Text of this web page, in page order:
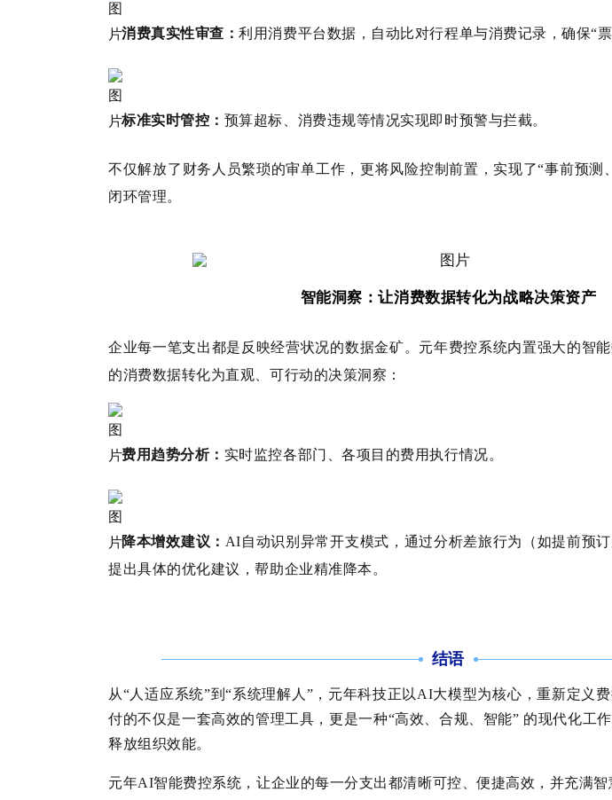
消费真实性审查：利用消费平台数据，自动比对行程单与消费记录，确保“票
标准实时管控： 预算超标、消费违规等情况实现即时预警与拦截。
不仅解放了财务人员繁琐的审单工作，更将风险控制前置，实现了“事前预测
闭环管理。
智能洞察：让消费数据转化为战略决策资产
企业每一笔支出都是反映经营状况的数据金矿。元年费控系统内置强大的智
的消费数据转化为直观、可行动的决策洞察：
费用趋势分析： 实时监控各部门、各项目的费用执行情况。
降本增效建议： AI自动识别异常开支模式，通过分析差旅行为（如提前预
提出具体的优化建议，帮助企业精准降本。
结语
从“人适应系统”到“系统理解人”，元年科技正以AI大模型为核心，重新定义
付的不仅是一套高效的管理工具，更是一种“高效、合规、智能” 的现代化工
释放组织效能。
元年AI智能费控系统，让企业的每一分支出都清晰可控、便捷高效，并充满智